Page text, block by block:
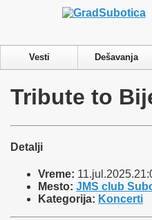
Vesti Dešavanja
Tribute to
Detalji
Vreme:
Mesto: JMS club
Kategorija: Koncerti
Privacy &